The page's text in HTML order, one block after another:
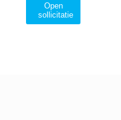
Open
sollicitatie